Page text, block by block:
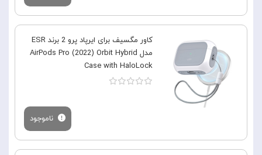
کاور مگسیف برای ایرپاد پرو 2 برند ESR
مدل AirPods Pro (2022) Orbit Hybrid
Case with HaloLock
ناموجود